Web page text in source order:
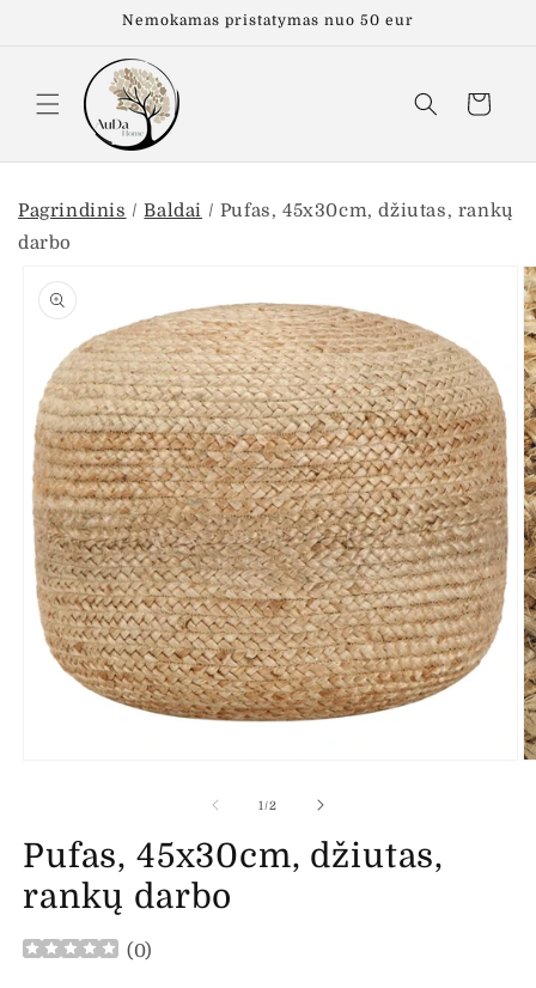
Nemokamas pristatymas nuo 50 eur
Krepšelis
Pagrindinis /Baldai / Pufas, 45x30cm, džiutas, rankų
darbo
informacijos
apie gaminį
lange
1/iš
2
Pufas, 45x30cm, džiutas,
rankų darbo
(0)